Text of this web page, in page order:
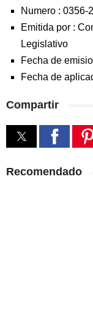
Numero : 0356-
Emitida por :
Legislativo
Fecha de
Fecha de
Compartir
Recomendado